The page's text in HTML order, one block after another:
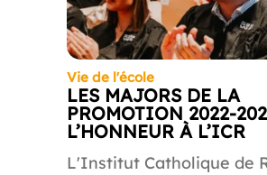
Vie de l'école
LES MAJORS DE LA
PROMOTION 2022-
L’HONNEUR À L’ICR
L'Institut Catholique de